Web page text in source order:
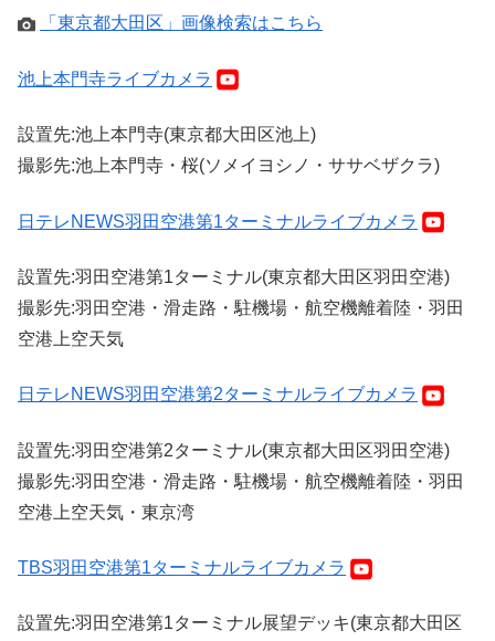
「東京都大田区」画像検索はこちら
池上本門寺ライブカメラ
設置先:池上本門寺(東京都大田区池上)
撮影先:池上本門寺・桜(ソメイヨシノ・ササベザクラ)
日テレNEWS羽田空港第1ターミナルライブカメラ
設置先:羽田空港第1ターミナル(東京都大田区羽田空港)
撮影先:羽田空港・滑走路・駐機場・航空機離着陸・羽田
空港上空天気
日テレNEWS羽田空港第2ターミナルライブカメラ
設置先:羽田空港第2ターミナル(東京都大田区羽田空港)
撮影先:羽田空港・滑走路・駐機場・航空機離着陸・羽田
空港上空天気・東京湾
TBS羽田空港第1ターミナルライブカメラ
設置先:羽田空港第1ターミナル展望デッキ(東京都大田区